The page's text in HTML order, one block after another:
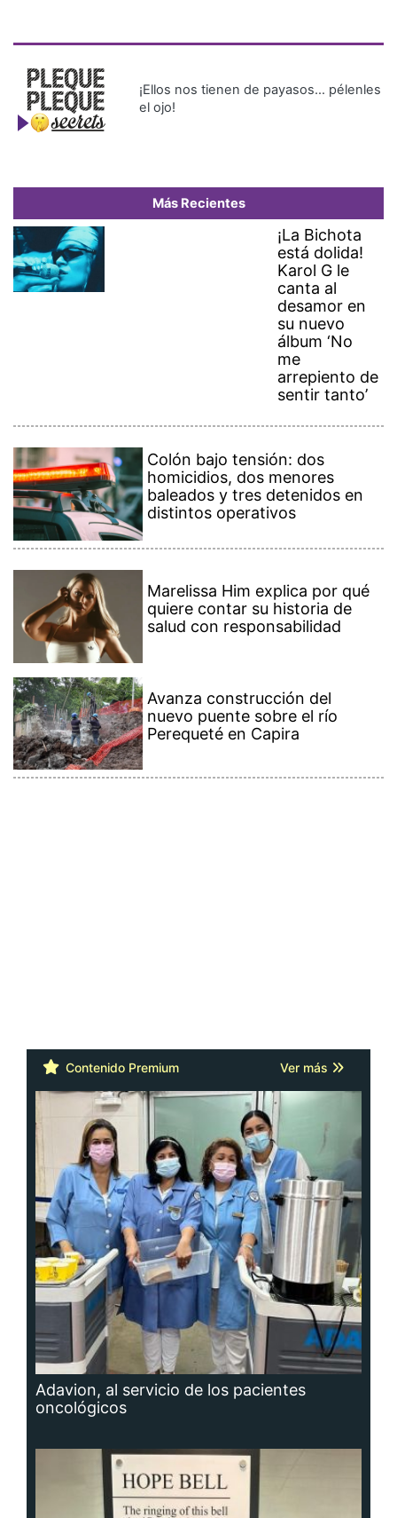
¡Ellos nos tienen de payasos… pélenles
el ojo!
Más Recientes
¡La Bichota
está dolida!
Karol G le
canta al
desamor en
su nuevo
álbum ‘No
me
arrepiento de
sentir tanto’
Colón bajo tensión: dos
homicidios, dos menores
baleados y tres detenidos en
distintos operativos
Marelissa Him explica por qué
quiere contar su historia de
salud con responsabilidad
Avanza construcción del
nuevo puente sobre el río
Perequeté en Capira
Contenido Premium Ver más
Adavion, al servicio de los pacientes
oncológicos